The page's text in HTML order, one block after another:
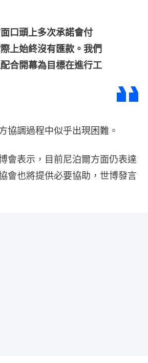
口頭上多次承諾會付
上始終沒有匯款。我們
合開幕為目標在進行工
協調過程中似乎出現困難。
會表示，目前尼泊爾方面仍表達
會也將提供必要協助，世博發言